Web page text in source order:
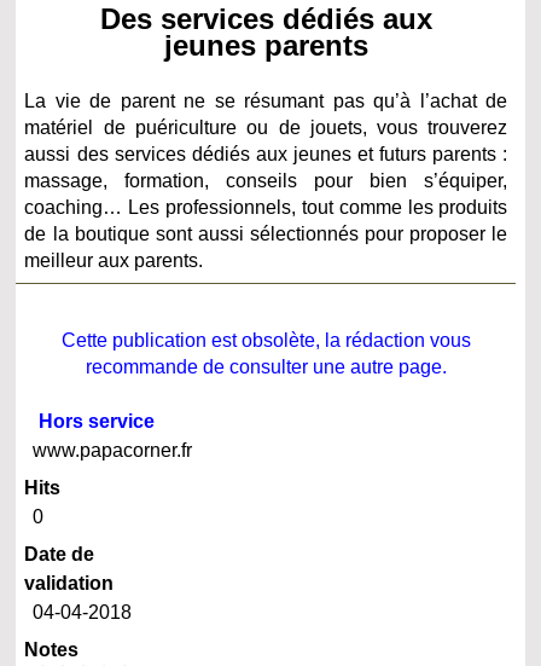
Des services dédiés aux
jeunes parents
La vie de parent ne se résumant pas qu’à l’achat de
matériel de puériculture ou de jouets, vous trouverez
aussi des services dédiés aux jeunes et futurs parents :
massage, formation, conseils pour bien s’équiper,
coaching… Les professionnels, tout comme les produits
de la boutique sont aussi sélectionnés pour proposer le
meilleur aux parents.
Cette publication est obsolète, la rédaction vous
recommande de consulter une autre page.
Hors service
www.papacorner.fr
Hits
0
Date de
validation
04-04-2018
Notes